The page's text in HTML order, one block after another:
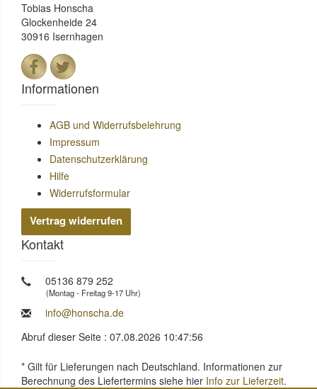
Tobias Honscha
Glockenheide 24
30916 Isernhagen
Informationen
AGB und Widerrufsbelehrung
Impressum
Datenschutzerklärung
Hilfe
Widerrufsformular
Vertrag widerrufen
Kontakt
05136 879 252
(Montag - Freitag 9-17 Uhr)
info@honscha.de
Abruf dieser Seite : 07.08.2026 10:47:56
* Gilt für Lieferungen nach Deutschland. Informationen zur
Berechnung des Liefertermins siehe hier Info zur Lieferzeit.